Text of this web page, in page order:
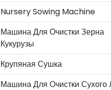
Nursery Sowing Machine
Машина Для Очистки Зерна
Кукурузы
Крупяная Сушка
Машина Для Очистки Сухого